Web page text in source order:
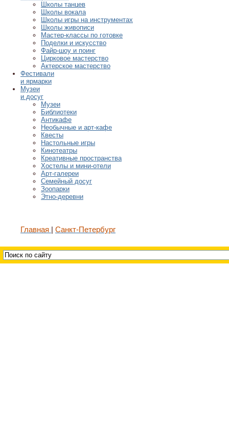
Школы танцев
Школы вокала
Школы игры на инструментах
Школы живописи
Мастер-классы по готовке
Поделки и искусство
Файр-шоу и поинг
Цирковое мастерство
Актерское мастерство
Фестивали
и ярмарки
Музеи
и досуг
Музеи
Библиотеки
Антикафе
Необычные и арт-кафе
Квесты
Настольные игры
Кинотеатры
Креативные пространства
Хостелы и мини-отели
Арт-галереи
Семейный досуг
Зоопарки
Этно-деревни
Главная Санкт-Петербург